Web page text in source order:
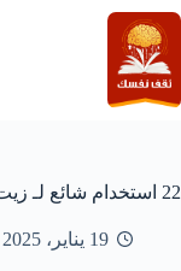
التجاوز
إلى
المحتوى
22 استخدام شائع لـ زيت البرتقال العطري
19 يناير، 2025